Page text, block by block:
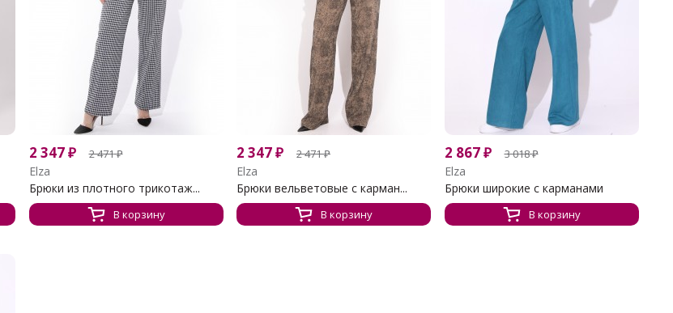
2 347₽ 2 471₽
Elza
Брюки из плотного трикотаж...
В корзину
2 347₽ 2 471₽
Elza
Брюки вельветовые с карман...
В корзину
2 867₽ 3 018₽
Elza
Брюки широкие с карманами
В корзину